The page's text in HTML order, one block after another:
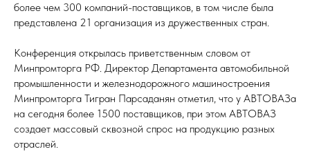
более чем 300 компаний-поставщиков, в том числе была
представлена 21 организация из дружественных стран.
Конференция открылась приветственным словом от
Минпромторга РФ. Директор Департамента автомобильной
промышленности и железнодорожного машиностроения
Минпромторга Тигран Парсаданян отметил, что у АВТОВАЗа
на сегодня более 1500 поставщиков, при этом АВТОВАЗ
создает массовый сквозной спрос на продукцию разных
отраслей.